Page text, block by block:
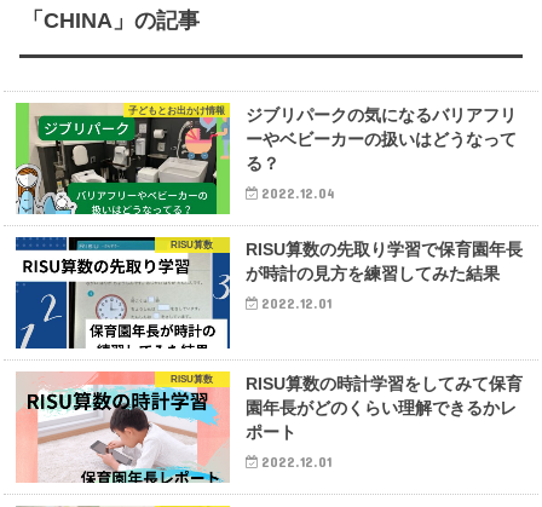
「CHINA」の記事
子どもとお出かけ情報
ジブリパークの気になるバリアフリ
ーやベビーカーの扱いはどうなって
る？
2022.12.04
RISU算数
RISU算数の先取り学習で保育園年長
が時計の見方を練習してみた結果
2022.12.01
RISU算数
RISU算数の時計学習をしてみて保育
園年長がどのくらい理解できるかレ
ポート
2022.12.01